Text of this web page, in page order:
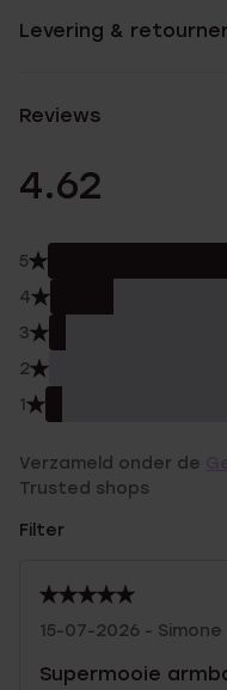
Levering &
Reviews
4.62
5
4
3
2
1
Verzameld onder de
Trusted shops
Filter
15-07-2026 - Simone
Supermooie